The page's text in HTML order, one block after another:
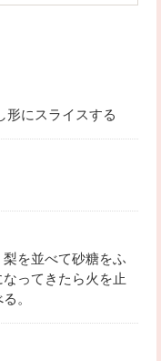
形にスライスする
を並べて砂糖をふ
ってきたら火を止
。